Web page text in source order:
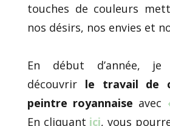
touches de couleurs
nos désirs, nos envies et
En début d’année, je
découvrir le travail de
peintre royannaise avec
En cliquant ici, vous